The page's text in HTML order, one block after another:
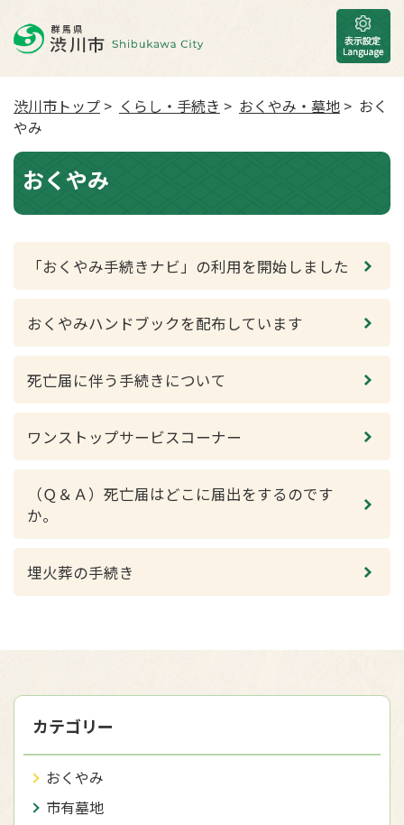
渋川市トップ > くらし・手続き > おくやみ・墓地 > おく
やみ
おくやみ
「おくやみ手続きナビ」の利用を開始しました
おくやみハンドブックを配布しています
死亡届に伴う手続きについて
ワンストップサービスコーナー
（Ｑ＆Ａ）死亡届はどこに届出をするのです
か。
埋火葬の手続き
カテゴリー
おくやみ
市有墓地